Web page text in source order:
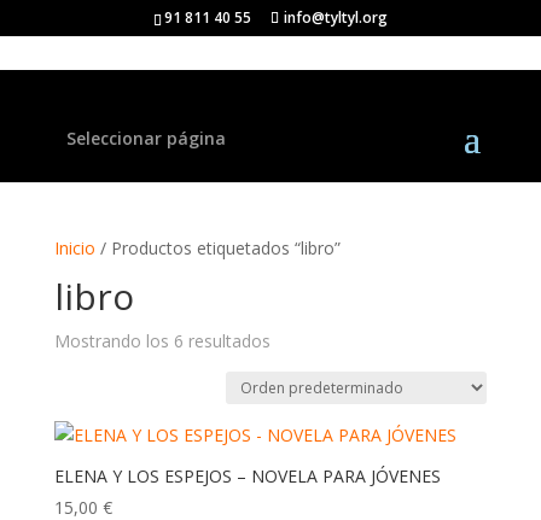
91 811 40 55 info@tyltyl.org
Seleccionar página
Inicio / Productos etiquetados “libro”
libro
Mostrando los 6 resultados
ELENA Y LOS ESPEJOS – NOVELA PARA JÓVENES
15,00 €